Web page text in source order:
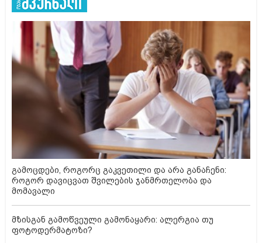
გამოცდები, როგორც გაკვეთილი და არა განაჩენი:
როგორ დავიცვათ შვილების ჯანმრთელობა და
მომავალი
მზისგან გამოწვეული გამონაყარი: ალერგია თუ
ფოტოდერმატოზი?